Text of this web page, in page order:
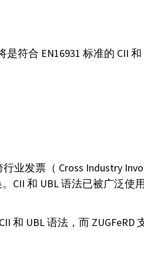
合 EN16931 标准的 CII 和
行业发票（ Cross Industry
CII 和 UBL 语法已被广泛
和 UBL 语法，而 ZUGFeRD